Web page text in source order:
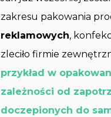
zakresu pakowania
reklamowych,
zleciło firmie
przykład w
zależności od
doczepionych do